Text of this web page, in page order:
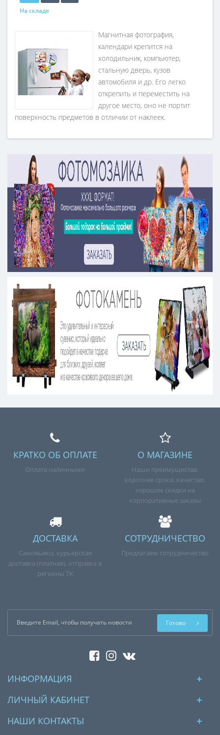
На складе
Магнитная фотография,
календари крепится на
холодильник, компьютер,
стальную дверь, кузов
автомобиля и др. Его легко
открепить и переместить на
другое место, оно не портит
поверхность предметов в отличии от наклеек.
КРАТКО ОБ ОПЛАТЕ
Оплата наличными
О МАГАЗИНЕ
Наши преимущества:
короткие сроки, качество,
хорошие скидки на
корпоративные заказы
ДОСТАВКА
Самовывоз, курьерская
доставка (платная), отправка в
регионы ТК
СОТРУДНИЧЕСТВО
Предлагаем сотрудничество
Готово
ИНФОРМАЦИЯ
ЛИЧНЫЙ КАБИНЕТ
НАШИ КОНТАКТЫ